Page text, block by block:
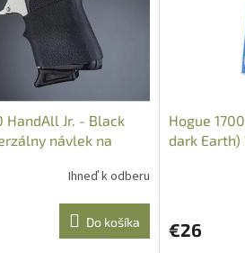
HandAll Jr. - Black
návlek na
Ihneď k odberu
Do košíka
Hogue
dark
€26